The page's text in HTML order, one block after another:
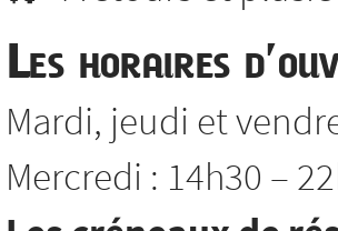
Les horaires
Mardi, jeudi et
Mercredi : 14h30 –